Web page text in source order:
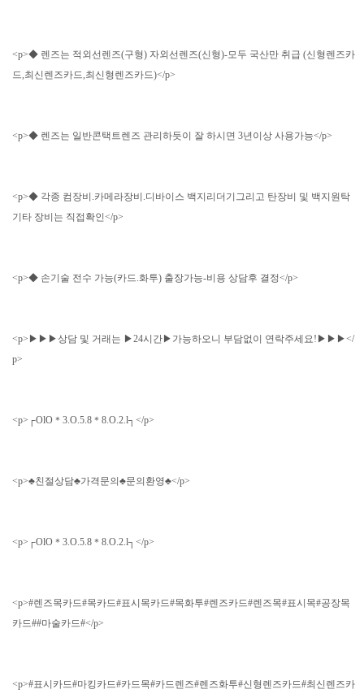
<p>◆ 렌즈는 적외선렌즈(구형) 자외선렌즈(신형)-모두 국산만 취급 (신형렌즈카
드,최신렌즈카드,최신형렌즈카드)</p>
<p>◆ 렌즈는 일반콘택트렌즈 관리하듯이 잘 하시면 3년이상 사용가능</p>
<p>◆ 각종 컴장비.카메라장비.디바이스 백지리더기그리고 탄장비 및 백지원탁
기타 장비는 직접확인</p>
<p>◆ 손기술 전수 가능(카드.화투) 출장가능-비용 상담후 결정</p>
<p>▶▶▶상담 및 거래는 ▶24시간▶가능하오니 부담없이 연락주세요!▶▶▶</
p>
<p>┌OlO＊3.O.5.8＊8.O.2.l┐</p>
<p>♣친절상담♣가격문의♣문의환영♣</p>
<p>┌OlO＊3.O.5.8＊8.O.2.l┐</p>
<p>#렌즈목카드#목카드#표시목카드#목화투#렌즈카드#렌즈목#표시목#공장목
카드##마술카드#</p>
<p>#표시카드#마킹카드#카드목#카드렌즈#렌즈화투#신형렌즈카드#최신렌즈카